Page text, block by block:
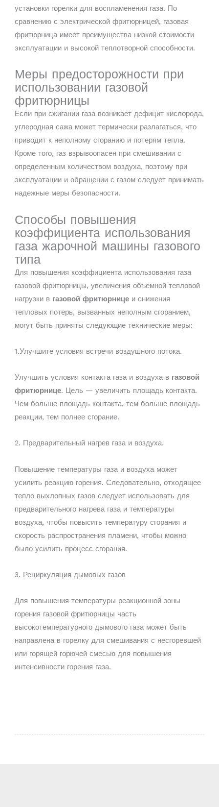
установки горелки для воспламенения газа. По
сравнению с электрической фритюрницей, газовая
фритюрница имеет преимущества низкой стоимости
эксплуатации и высокой теплотворной способности.
Меры предосторожности при
использовании газовой
фритюрницы
Если при сжигании газа возникает дефицит кислорода,
углеродная сажа может термически разлагаться, что
приводит к неполному сгоранию и потерям тепла.
Кроме того, газ взрывоопасен при смешивании с
определенным количеством воздуха, поэтому при
эксплуатации и обращении с газом следует принимать
надежные меры безопасности.
Способы повышения
коэффициента использования
газа жарочной машины газового
типа
Для повышения коэффициента использования газа
газовой фритюрницы, увеличения объемной тепловой
нагрузки в газовой фритюрнице и снижения
тепловых потерь, вызванных неполным сгоранием,
могут быть приняты следующие технические меры:
1.Улучшите условия встречи воздушного потока.
Улучшить условия контакта газа и воздуха в газовой
фритюрнице. Цель — увеличить площадь контакта.
Чем больше площадь контакта, тем больше площадь
реакции, тем полнее сгорание.
2. Предварительный нагрев газа и воздуха.
Повышение температуры газа и воздуха может
усилить реакцию горения. Следовательно, отходящее
тепло выхлопных газов следует использовать для
предварительного нагрева газа и температуры
воздуха, чтобы повысить температуру сгорания и
скорость распространения пламени, чтобы можно
было усилить процесс сгорания.
3. Рециркуляция дымовых газов
Для повышения температуры реакционной зоны
горения газовой фритюрницы часть
высокотемпературного дымового газа может быть
направлена ​​в горелку для смешивания с несгоревшей
или горящей горючей смесью для повышения
интенсивности горения газа.